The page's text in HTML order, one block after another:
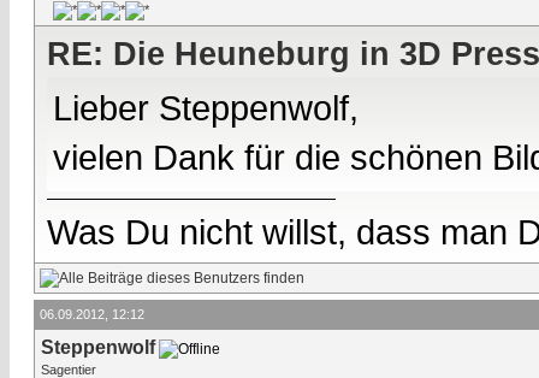
RE: Die Heuneburg in 3D
Lieber Steppenwolf,
vielen Dank für die schönen
Was Du nicht willst, dass man
06.09.2012, 12:12
Steppenwolf
Sagentier